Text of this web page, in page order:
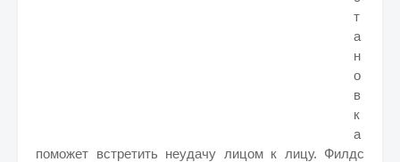
т
а
н
о
в
к
а
поможет встретить неудачу лицом к лицу. Филдс